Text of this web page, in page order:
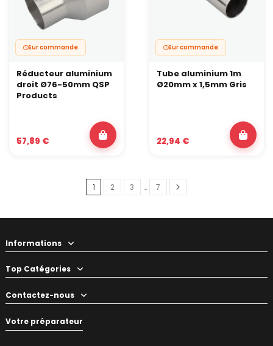
Sur commande
Réducteur aluminium
droit Ø76-50mm QSP
Products
57,89 €
Sur commande
Tube aluminium 1m
Ø20mm x 1,5mm Gris
22,94 €
1 2 3 … 7
Informations
Top Catégories
Contactez-nous
Votre préparateur